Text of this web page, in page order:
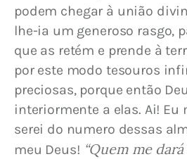
podem chegar à união
lhe-ia um generoso rasgo,
que as retém e prende à
por este modo tesouros
preciosas, porque então
interiormente a elas. Ai! Eu
serei do numero dessas
meu Deus! “Quem me dará